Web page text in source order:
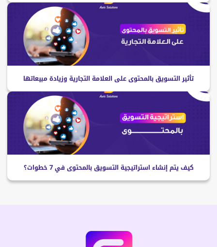
تأثير التسويق بالمحتوى على العلامة التجارية وزيادة مبيعاتها
كيف يتم إنشاء استراتيجية التسويق بالمحتوى في 7 خطوات؟